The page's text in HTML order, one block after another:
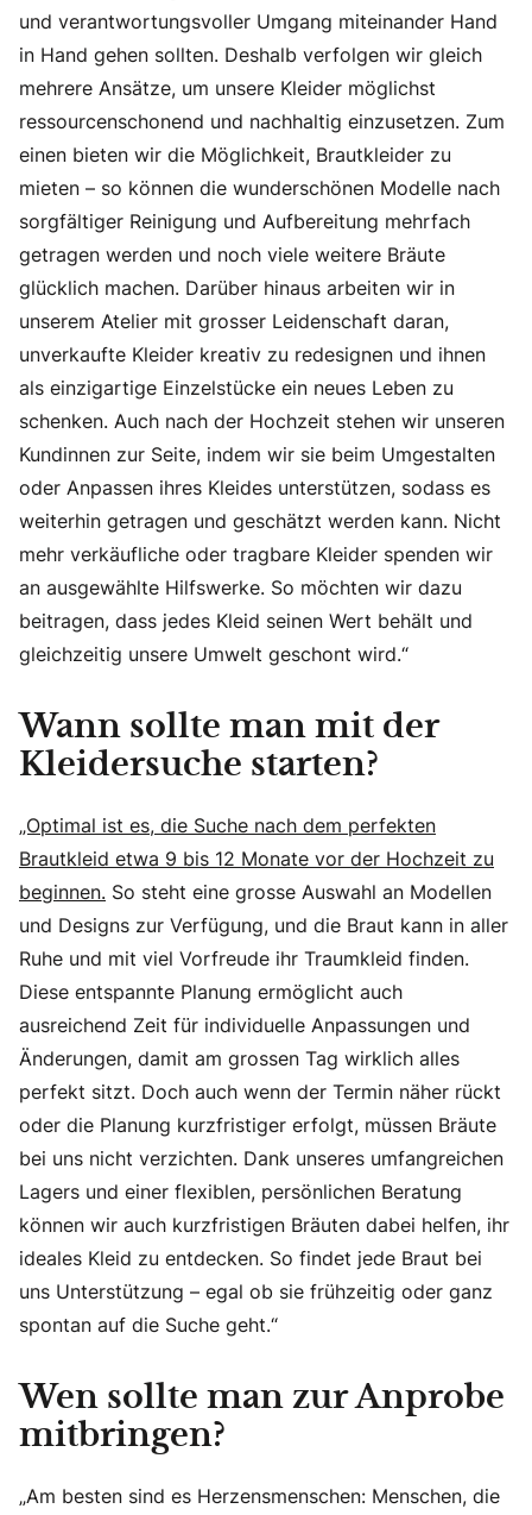
und verantwortungsvoller Umgang miteinander Hand
in Hand gehen sollten. Deshalb verfolgen wir gleich
mehrere Ansätze, um unsere Kleider möglichst
ressourcenschonend und nachhaltig einzusetzen. Zum
einen bieten wir die Möglichkeit, Brautkleider zu
mieten – so können die wunderschönen Modelle nach
sorgfältiger Reinigung und Aufbereitung mehrfach
getragen werden und noch viele weitere Bräute
glücklich machen. Darüber hinaus arbeiten wir in
unserem Atelier mit grosser Leidenschaft daran,
unverkaufte Kleider kreativ zu redesignen und ihnen
als einzigartige Einzelstücke ein neues Leben zu
schenken. Auch nach der Hochzeit stehen wir unseren
Kundinnen zur Seite, indem wir sie beim Umgestalten
oder Anpassen ihres Kleides unterstützen, sodass es
weiterhin getragen und geschätzt werden kann. Nicht
mehr verkäufliche oder tragbare Kleider spenden wir
an ausgewählte Hilfswerke. So möchten wir dazu
beitragen, dass jedes Kleid seinen Wert behält und
gleichzeitig unsere Umwelt geschont wird.“
Wann sollte man mit der
Kleidersuche starten?
„Optimal ist es, die Suche nach dem perfekten
Brautkleid etwa 9 bis 12 Monate vor der Hochzeit zu
beginnen. So steht eine grosse Auswahl an Modellen
und Designs zur Verfügung, und die Braut kann in aller
Ruhe und mit viel Vorfreude ihr Traumkleid finden.
Diese entspannte Planung ermöglicht auch
ausreichend Zeit für individuelle Anpassungen und
Änderungen, damit am grossen Tag wirklich alles
perfekt sitzt. Doch auch wenn der Termin näher rückt
oder die Planung kurzfristiger erfolgt, müssen Bräute
bei uns nicht verzichten. Dank unseres umfangreichen
Lagers und einer flexiblen, persönlichen Beratung
können wir auch kurzfristigen Bräuten dabei helfen, ihr
ideales Kleid zu entdecken. So findet jede Braut bei
uns Unterstützung – egal ob sie frühzeitig oder ganz
spontan auf die Suche geht.“
Wen sollte man zur Anprobe
mitbringen?
„Am besten sind es Herzensmenschen: Menschen, die